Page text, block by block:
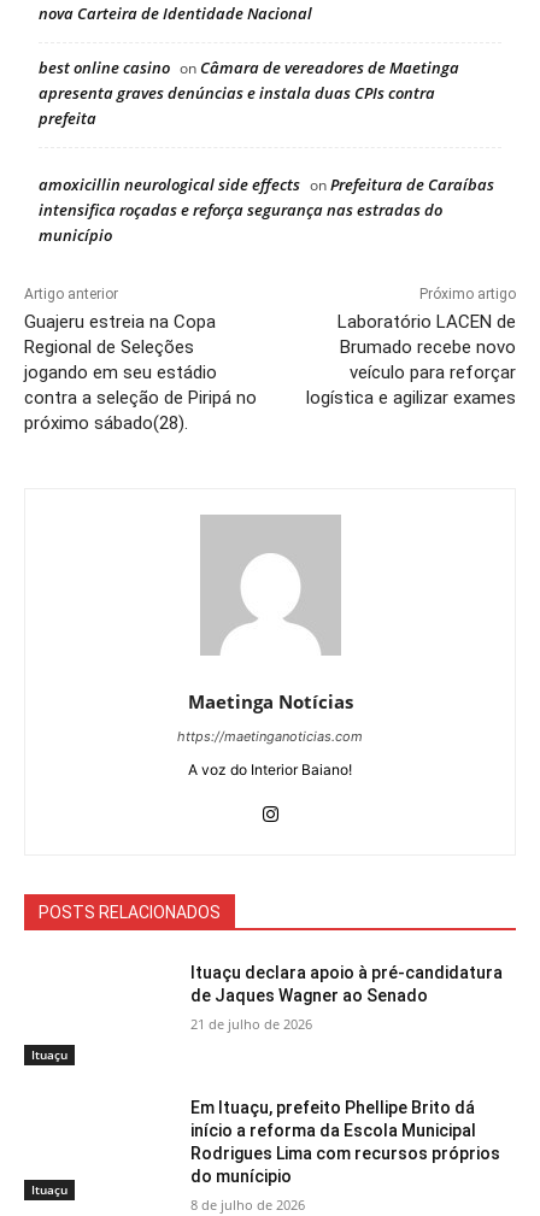
nova Carteira de Identidade Nacional
best online casino onCâmara de vereadores de Maetinga
apresenta graves denúncias e instala duas CPIs contra
prefeita
amoxicillin neurological side effects onPrefeitura de Caraíbas
intensifica roçadas e reforça segurança nas estradas do
município
Artigo anterior
Guajeru estreia na Copa
Regional de Seleções
jogando em seu estádio
contra a seleção de Piripá no
próximo sábado(28).
Próximo artigo
Laboratório LACEN de
Brumado recebe novo
veículo para reforçar
logística e agilizar exames
Maetinga Notícias
https://maetinganoticias.com
A voz do Interior Baiano!
POSTS RELACIONADOS
Ituaçu
Ituaçu declara apoio à pré-candidatura
de Jaques Wagner ao Senado
21 de julho de 2026
Ituaçu
Em Ituaçu, prefeito Phellipe Brito dá
início a reforma da Escola Municipal
Rodrigues Lima com recursos próprios
do munícipio
8 de julho de 2026